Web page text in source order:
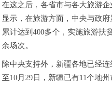
在这之后，各省市与各大旅游
显示，在旅游方面，中央与政
累计达到400多个，实施旅游扶
余场次。
除中央支持外，新疆各地已经
至10月29日，新疆已有11个地